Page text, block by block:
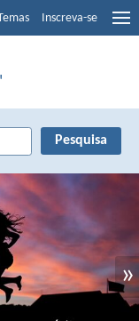
Inscreva-se
»